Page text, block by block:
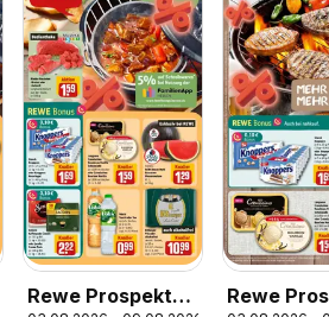
Rewe Prospekt
Rewe